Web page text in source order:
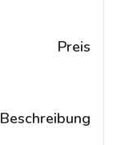
Preis
Beschreibung